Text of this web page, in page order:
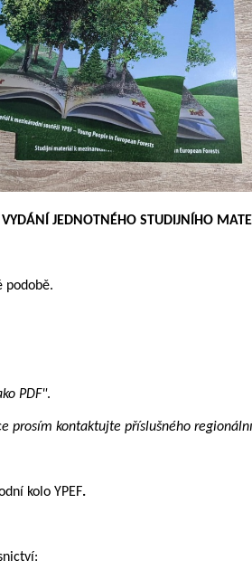
STUDIJNÍHO
podobě.
PDF".
prosím kontaktujte příslušného
kolo YPEF.